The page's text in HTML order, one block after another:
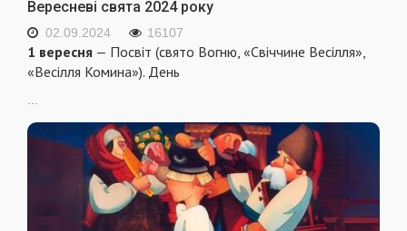
Вересневі свята 2024 року
02.09.2024 16107
1 вересня — Посвіт (свято Вогню, «Свіччине Весілля»,
«Весілля Комина»). День
...